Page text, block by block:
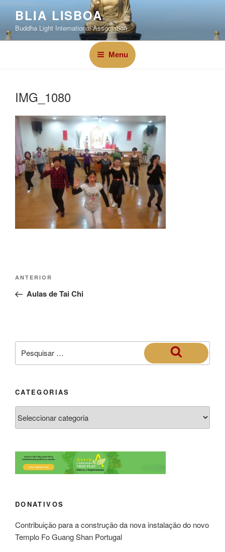
BLIA LISBOA
Buddha Light International Association
Menu
IMG_1080
ANTERIOR
Aulas de Tai Chi
CATEGORIAS
DONATIVOS
Contribuição para a construção da nova instalação do novo
Templo Fo Guang Shan Portugal